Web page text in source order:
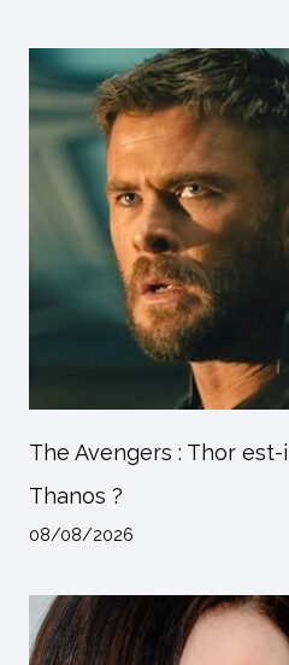
The Avengers : Thor
Thanos ?
08/08/2026